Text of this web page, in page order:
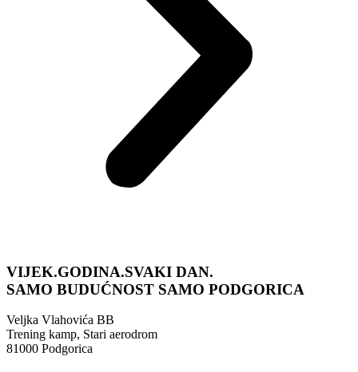
VIJEK.GODINA.SVAKI DAN.
SAMO BUDUĆNOST SAMO PODGORICA
Veljka Vlahovića BB
Trening kamp, Stari aerodrom
81000 Podgorica